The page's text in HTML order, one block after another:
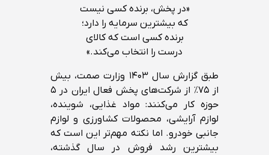
«در پخش، برنده کسی نیست
که بیشترین سرمایه را دارد؛
برنده کسی است که کالای
درست را انتخاب می‌کند.»
طبق گزارش سال ۱۴۰۳ وزارت صمت، بیش
از ۷۵٪ از شرکت‌های پخش فعال ایران در ۵
حوزه کار می‌کنند: مواد غذایی، شوینده،
لوازم آرایشی، محصولات کشاورزی و لوازم
جانبی خودرو. اما نکته مهم‌تر این است که
بیشترین رشد فروش در سال گذشته،